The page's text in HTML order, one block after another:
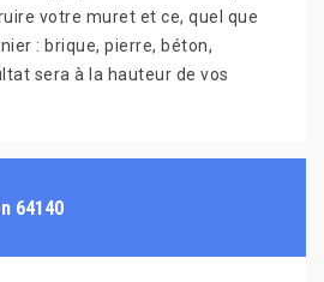
votre muret et ce, quel que
: brique, pierre, béton,
sera à la hauteur de vos
64140